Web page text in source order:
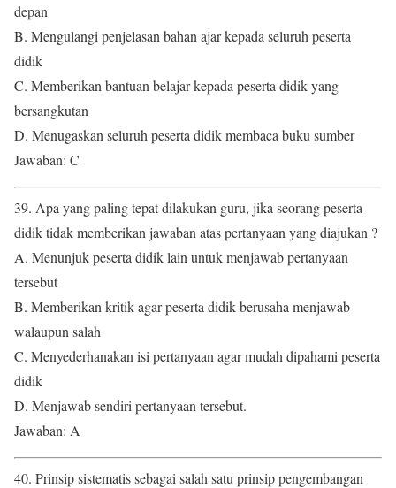
depan
B. Mengulangi penjelasan bahan ajar kepada seluruh peserta
didik
C. Memberikan bantuan belajar kepada peserta didik yang
bersangkutan
D. Menugaskan seluruh peserta didik membaca buku sumber
Jawaban: C
39. Apa yang paling tepat dilakukan guru, jika seorang peserta
didik tidak memberikan jawaban atas pertanyaan yang diajukan ?
A. Menunjuk peserta didik lain untuk menjawab pertanyaan
tersebut
B. Memberikan kritik agar peserta didik berusaha menjawab
walaupun salah
C. Menyederhanakan isi pertanyaan agar mudah dipahami peserta
didik
D. Menjawab sendiri pertanyaan tersebut.
Jawaban: A
40. Prinsip sistematis sebagai salah satu prinsip pengembangan